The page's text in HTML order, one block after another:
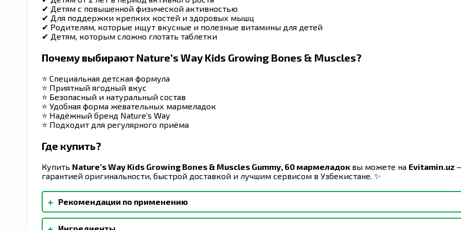
✔ Детям с повышенной физической активностью
✔ Для поддержки крепких костей и здоровых мышц
✔ Родителям, которые ищут вкусные и полезные витамины для детей
✔ Детям, которым сложно глотать таблетки
Почему выбирают Nature’s Way Kids Growing Bones & Muscles?
⭐ Специальная детская формула
⭐ Приятный ягодный вкус
⭐ Безопасный и натуральный состав
⭐ Удобная форма жевательных мармеладок
⭐ Надёжный бренд Nature’s Way
⭐ Подходит для регулярного приёма
Где купить?
Купить Nature’s Way Kids Growing Bones & Muscles Gummy, 60 мармеладок вы можете на Evitamin.uz
гарантией оригинальности, быстрой доставкой и лучшим сервисом в Узбекистане. ✨
+ Рекомендации по применению
Продукт не предназначен для детей младше 2 лет, поскольку существует риск того, что они могут
Ингредиенты